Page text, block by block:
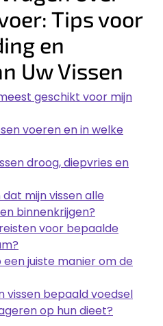
Tips voor
en
Uw Vissen
geschikt voor mijn
voeren en in welke
droog, diepvries en
mijn vissen alle
binnenkrijgen?
voor bepaalde
juiste manier om de
vissen bepaald voedsel
op hun dieet?